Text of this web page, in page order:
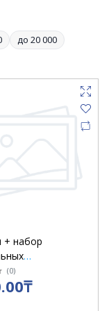
до 20 000
+ набор
/5805/5806
(0)